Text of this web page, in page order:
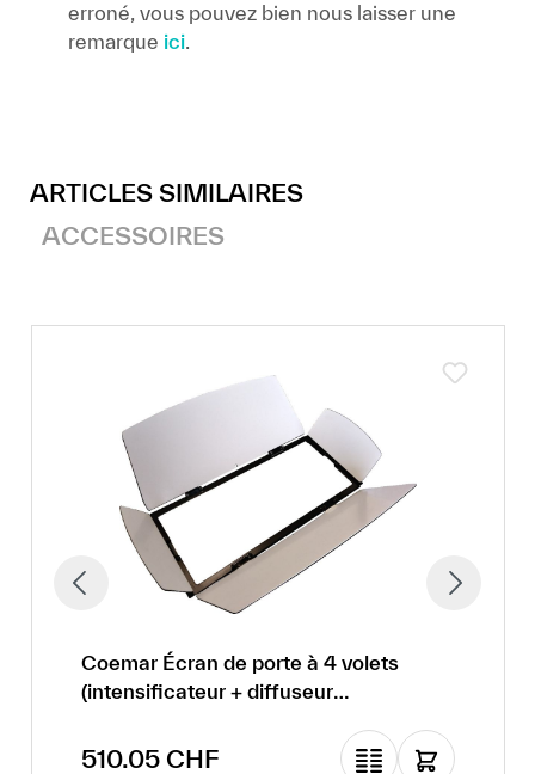
erroné, vous pouvez bien nous laisser une
remarque ici.
ARTICLES SIMILAIRES
ACCESSOIRES
Coemar Écran de porte à 4 volets
(intensificateur + diffuseur
Prix régulier :
510.05 CHF